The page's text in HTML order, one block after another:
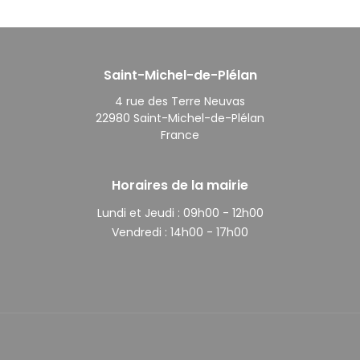
Saint-Michel-de-Plélan
4 rue des Terre Neuvas
22980 Saint-Michel-de-Plélan
France
Horaires de la mairie
Lundi et Jeudi : 09h00 - 12h00
Vendredi : 14h00 - 17h00